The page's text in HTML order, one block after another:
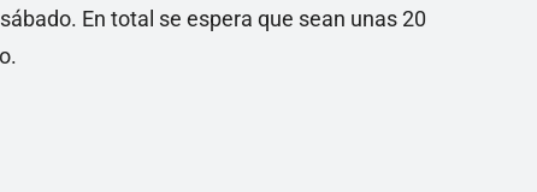
En total se espera que sean unas 20